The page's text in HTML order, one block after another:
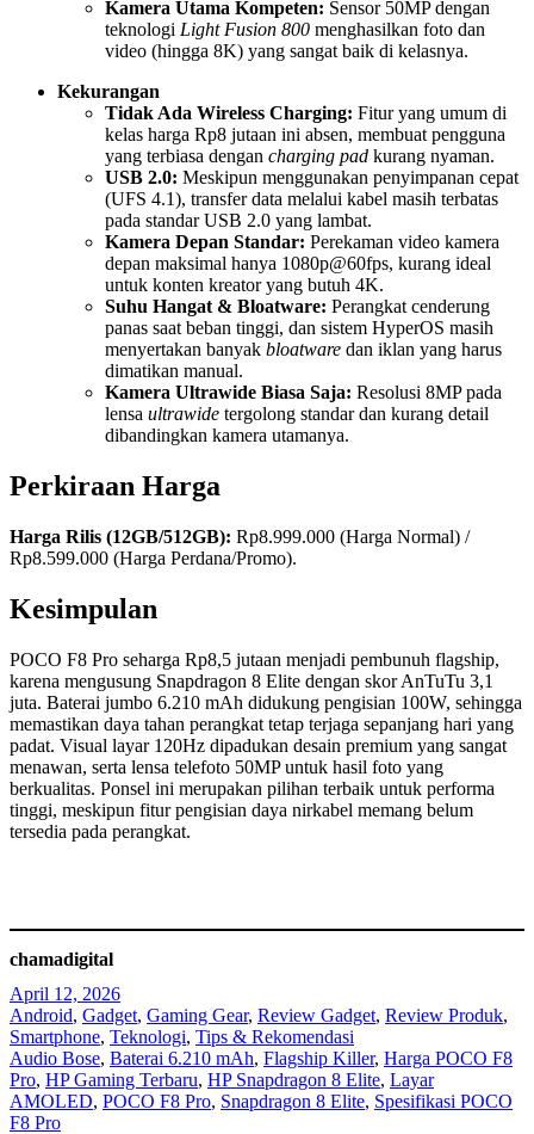
Kamera Utama Kompeten: Sensor 50MP dengan
teknologi Light Fusion 800 menghasilkan foto dan
video (hingga 8K) yang sangat baik di kelasnya.
Kekurangan
Tidak Ada Wireless Charging: Fitur yang umum di
kelas harga Rp8 jutaan ini absen, membuat pengguna
yang terbiasa dengan charging pad kurang nyaman.
USB 2.0: Meskipun menggunakan penyimpanan cepat
(UFS 4.1), transfer data melalui kabel masih terbatas
pada standar USB 2.0 yang lambat.
Kamera Depan Standar: Perekaman video kamera
depan maksimal hanya 1080p@60fps, kurang ideal
untuk konten kreator yang butuh 4K.
Suhu Hangat & Bloatware: Perangkat cenderung
panas saat beban tinggi, dan sistem HyperOS masih
menyertakan banyak bloatware dan iklan yang harus
dimatikan manual.
Kamera Ultrawide Biasa Saja: Resolusi 8MP pada
lensa ultrawide tergolong standar dan kurang detail
dibandingkan kamera utamanya.
Perkiraan Harga
Harga Rilis (12GB/512GB): Rp8.999.000 (Harga Normal) /
Rp8.599.000 (Harga Perdana/Promo).
Kesimpulan
POCO F8 Pro seharga Rp8,5 jutaan menjadi pembunuh flagship,
karena mengusung Snapdragon 8 Elite dengan skor AnTuTu 3,1
juta. Baterai jumbo 6.210 mAh didukung pengisian 100W, sehingga
memastikan daya tahan perangkat tetap terjaga sepanjang hari yang
padat. Visual layar 120Hz dipadukan desain premium yang sangat
menawan, serta lensa telefoto 50MP untuk hasil foto yang
berkualitas. Ponsel ini merupakan pilihan terbaik untuk performa
tinggi, meskipun fitur pengisian daya nirkabel memang belum
tersedia pada perangkat.
chamadigital
April 12, 2026
Android, Gadget, Gaming Gear, Review Gadget, Review Produk
Smartphone, Teknologi, Tips & Rekomendasi
Audio Bose, Baterai 6.210 mAh, Flagship Killer, Harga POCO F8
Pro, HP Gaming Terbaru, HP Snapdragon 8 Elite, Layar
AMOLED, POCO F8 Pro, Snapdragon 8 Elite, Spesifikasi POCO
F8 Pro